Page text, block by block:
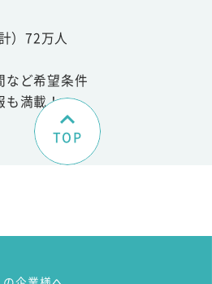
）72万人
など希望条件
も満載！
TOP